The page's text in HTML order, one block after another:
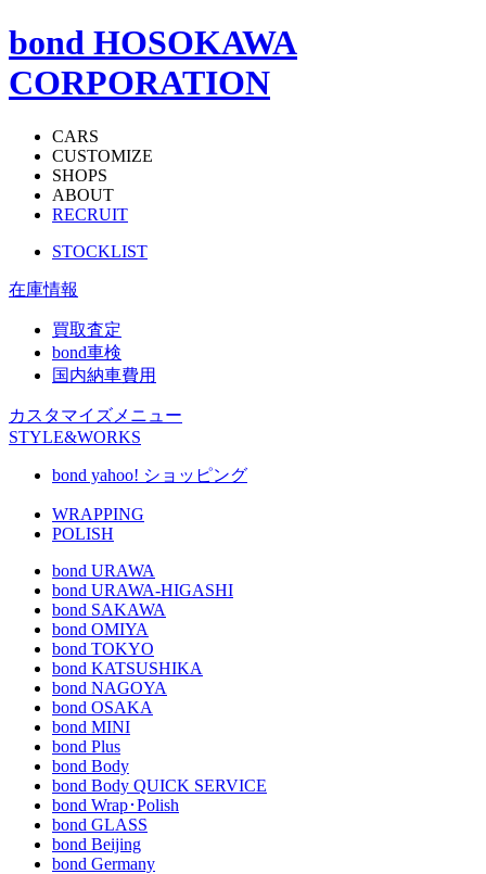
bond HOSOKAWA
CORPORATION
CARS
CUSTOMIZE
SHOPS
ABOUT
RECRUIT
STOCKLIST
在庫情報
買取査定
bond車検
国内納車費用
カスタマイズメニュー
STYLE&WORKS
bond yahoo! ショッピング
WRAPPING
POLISH
bond URAWA
bond URAWA-HIGASHI
bond SAKAWA
bond OMIYA
bond TOKYO
bond KATSUSHIKA
bond NAGOYA
bond OSAKA
bond MINI
bond Plus
bond Body
bond Body QUICK SERVICE
bond Wrap･Polish
bond GLASS
bond Beijing
bond Germany